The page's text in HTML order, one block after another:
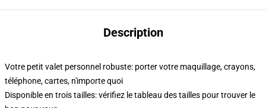
Description
Votre petit valet personnel robuste: porter votre maquillage, crayons,
téléphone, cartes, n'importe quoi
Disponible en trois tailles: vérifiez le tableau des tailles pour trouver le